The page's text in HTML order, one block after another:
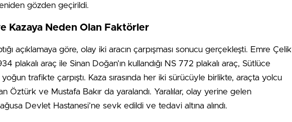
gözden geçirildi.
Kazaya Neden Olan Faktörler
açıklamaya göre, olay iki aracın çarpışması sonucu gerçekleşti. Emre Çelik
plakalı araç ile Sinan Doğan’ın kullandığı NS 772 plakalı araç, Sütlüce
yoğun trafikte çarpıştı. Kaza sırasında her iki sürücüyle birlikte, araçta yolcu
Öztürk ve Mustafa Bakır da yaralandı. Yaralılar, olay yerine gelen
Devlet Hastanesi’ne sevk edildi ve tedavi altına alındı.